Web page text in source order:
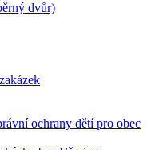
dvůr)
ochrany dětí pro obec